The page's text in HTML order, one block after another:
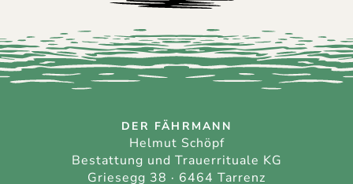
DER FÄHRMANN
Helmut Schöpf
Bestattung und Trauerrituale KG
Griesegg 38 · 6464 Tarrenz